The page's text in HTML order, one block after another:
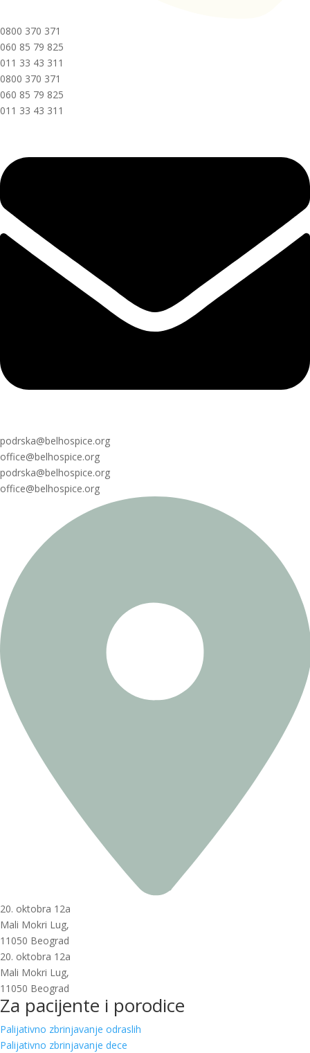
0800 370 371
060 85 79 825
011 33 43 311
0800 370 371
060 85 79 825
011 33 43 311
podrska@belhospice.org
office@belhospice.org
podrska@belhospice.org
office@belhospice.org
20. oktobra 12a
Mali Mokri Lug,
11050 Beograd
20. oktobra 12a
Mali Mokri Lug,
11050 Beograd
Za pacijente i porodice
Palijativno zbrinjavanje odraslih
Palijativno zbrinjavanje dece